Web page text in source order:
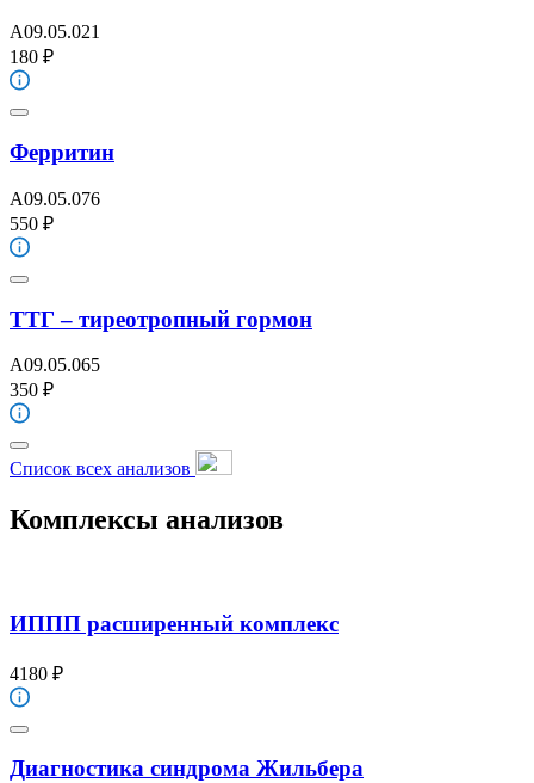
A09.05.021
180 ₽
Ферритин
A09.05.076
550 ₽
ТТГ – тиреотропный гормон
A09.05.065
350 ₽
Список всех анализов
Комплексы анализов
ИППП расширенный комплекс
4180 ₽
Диагностика синдрома Жильбера